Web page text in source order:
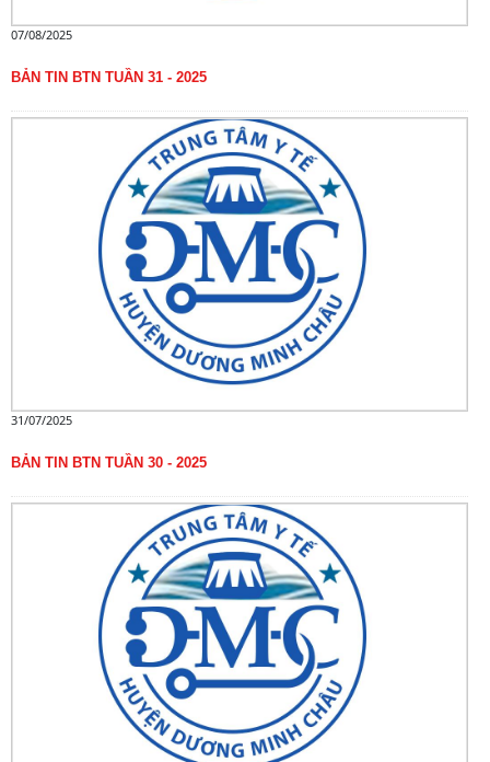
07/08/2025
BẢN TIN BTN TUẦN 31 - 2025
31/07/2025
BẢN TIN BTN TUẦN 30 - 2025